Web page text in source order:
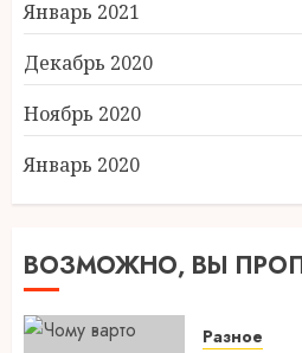
Январь 2021
Декабрь 2020
Ноябрь 2020
Январь 2020
ВОЗМОЖНО, ВЫ
Разное